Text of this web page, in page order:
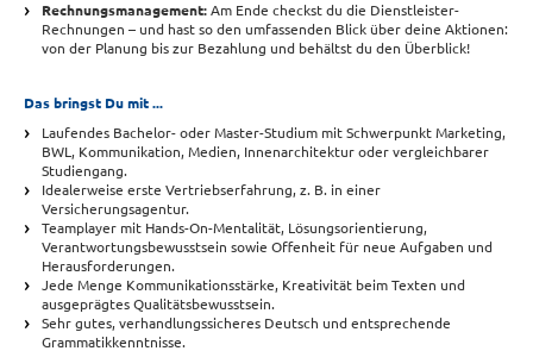
Rechnungsmanagement: Am Ende checkst du die Dienstleister-
Rechnungen – und hast so den umfassenden Blick über deine Aktionen:
von der Planung bis zur Bezahlung und behältst du den Überblick!
Das bringst Du mit ...
Laufendes Bachelor- oder Master-Studium mit Schwerpunkt Marketing,
BWL, Kommunikation, Medien, Innenarchitektur oder vergleichbarer
Studiengang.
Idealerweise erste Vertriebserfahrung, z. B. in einer
Versicherungsagentur.
Teamplayer mit Hands-On-Mentalität, Lösungsorientierung,
Verantwortungsbewusstsein sowie Offenheit für neue Aufgaben und
Herausforderungen.
Jede Menge Kommunikationsstärke, Kreativität beim Texten und
ausgeprägtes Qualitätsbewusstsein.
Sehr gutes, verhandlungssicheres Deutsch und entsprechende
Grammatikkenntnisse.